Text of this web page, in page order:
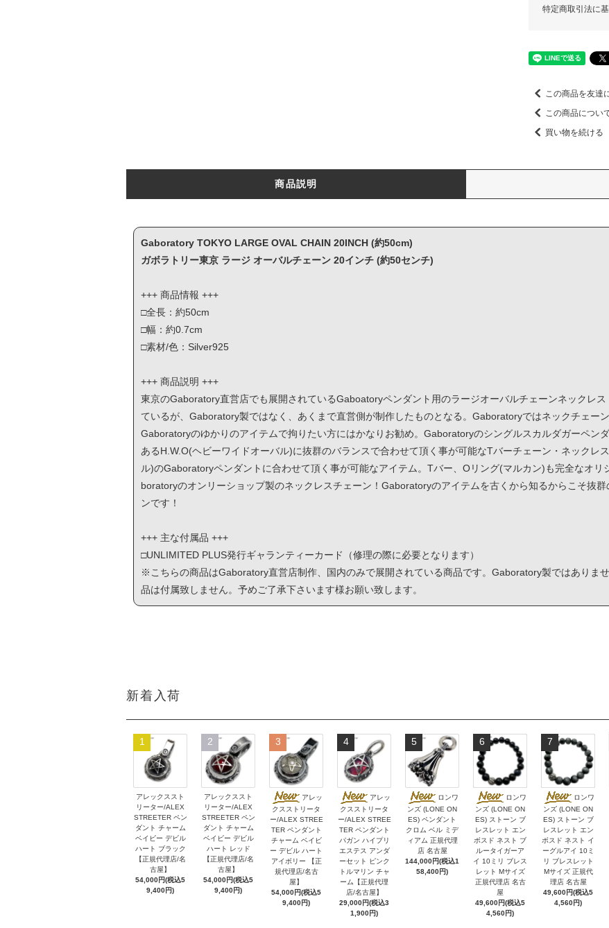
特定商取引法に
この商品を友達
この商品につい
買い物を続ける
商品説明
Gaboratory TOKYO LARGE OVAL CHAIN 20INCH (約50cm)
ガボラトリー東京 ラージ オーバルチェーン 20インチ (約50センチ)
+++ 商品情報 +++
□全長：約50cm
□幅：約0.7cm
□素材/色：Silver925
+++ 商品説明 +++
東京のGaboratory直営店でも展開されているGaboatoryペンダント用のラージオーバルチェーンネックレ
ているが、Gaboratory製ではなく、あくまで直営側が制作したものとなる。Gaboratoryではネックチェー
Gaboratoryのゆかりのアイテムで拘りたい方にはかなりお勧め。Gaboratoryのシングルスカルダガーペン
あるH.W.O(ヘビーワイドオーバル)に抜群のバランスで合わせて頂く事が可能なTバーチェーン・ネックレ
ル)のGaboratoryペンダントに合わせて頂く事が可能なアイテム。Tバー、Oリング(マルカン)も完全なオ
boratoryのオンリーショップ製のネックレスチェーン！Gaboratoryのアイテムを古くから知るからこそ抜
ンです！
+++ 主な付属品 +++
□UNLIMITED PLUS発行ギャランティーカード（修理の際に必要となります）
※こちらの商品はGaboratory直営店制作、国内のみで展開されている商品です。Gaboratory製ではありま
品は付属致しません。予めご了承下さいます様お願い致します。
新着入荷
1
アレックススト
リーター/ALEX
STREETER ペン
ダント チャーム
ベイビー デビル
ハート ブラック
【正規代理店/名
古屋】
54,000円(税込5
9,400円)
2
アレックススト
リーター/ALEX
STREETER ペン
ダント チャーム
ベイビー デビル
ハート レッド
【正規代理店/名
古屋】
54,000円(税込5
9,400円)
3
アレッ
クスストリータ
ー/ALEX STREE
TER ペンダント
チャーム ベイビ
ー デビル ハート
アイボリー 【正
規代理店/名古
屋】
54,000円(税込5
9,400円)
4
アレッ
クスストリータ
ー/ALEX STREE
TER ペンダント
パガン ハイプリ
エステス アンダ
ーセット ピンク
トルマリン チャ
ーム【正規代理
店/名古屋】
29,000円(税込3
1,900円)
5
ロンワ
ンズ (LONE ON
ES) ペンダント
クロム ベル ミデ
ィアム 正規代理
店 名古屋
144,000円(税込1
58,400円)
6
ロンワ
ンズ (LONE ON
ES) ストーン ブ
レスレット エン
ボスド ネスト ブ
ルータイガーア
イ 10ミリ ブレス
レット Mサイズ
正規代理店 名古
屋
49,600円(税込5
4,560円)
7
ロンワ
ンズ (LONE ON
ES) ストーン ブ
レスレット エン
ボスド ネスト イ
ーグルアイ 10ミ
リ ブレスレット
Mサイズ 正規代
理店 名古屋
49,600円(税込5
4,560円)